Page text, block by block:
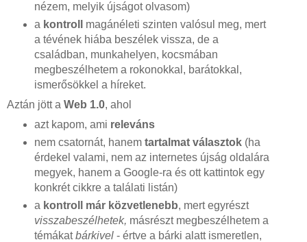
nézem, melyik újságot olvasom)
a kontroll
magánéleti szinten valósul meg, mert
a tévének hiába beszélek vissza, de a
családban, munkahelyen, kocsmában
megbeszélhetem a rokonokkal, barátokkal,
ismerősökkel a híreket.
Aztán jött a Web 1.0, ahol
azt kapom, ami releváns
nem csatornát, hanem tartalmat választok(ha
érdekel valami, nem az internetes újság oldalára
megyek, hanem a Google-ra és ott kattintok egy
konkrét cikkre a találati listán)
a kontroll már közvetlenebb, mert egyrészt
visszabeszélhetek, másrészt megbeszélhetem a
témákatbárkivel- értve a bárki alatt ismeretlen,